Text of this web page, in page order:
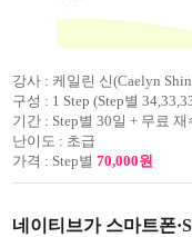
강사 : 케일린 신(Caelyn
구성 : 1 Step (Step별
기간 : Step별 30일 + 무료
난이도 : 초급
가격 : Step별 70,000원
네이티브가 스마트폰